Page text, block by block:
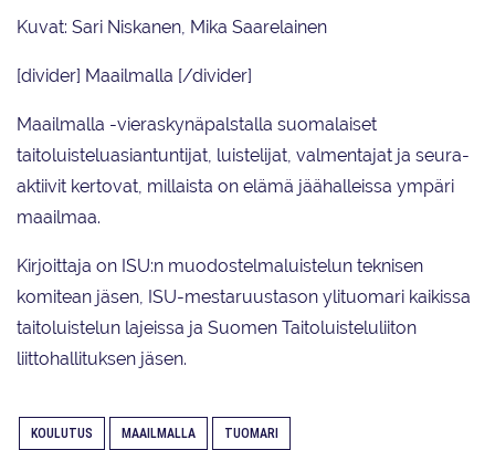
Kuvat: Sari Niskanen, Mika Saarelainen
[divider] Maailmalla [/divider]
Maailmalla -vieraskynäpalstalla suomalaiset
taitoluisteluasiantuntijat, luistelijat, valmentajat ja seura-
aktiivit kertovat, millaista on elämä jäähalleissa ympäri
maailmaa.
Kirjoittaja on ISU:n muodostelmaluistelun teknisen
komitean jäsen, ISU-mestaruustason ylituomari kaikissa
taitoluistelun lajeissa ja Suomen Taitoluisteluliiton
liittohallituksen jäsen.
KOULUTUS MAAILMALLA TUOMARI